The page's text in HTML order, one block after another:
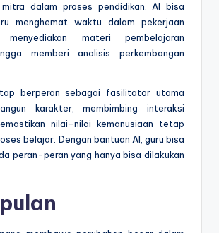
dalam proses pendidikan. AI bisa
menghemat waktu dalam pekerjaan
menyediakan materi pembelajaran
memberi analisis perkembangan
berperan sebagai fasilitator utama
karakter, membimbing interaksi
nilai-nilai kemanusiaan tetap
belajar. Dengan bantuan AI, guru bisa
peran-peran yang hanya bisa dilakukan